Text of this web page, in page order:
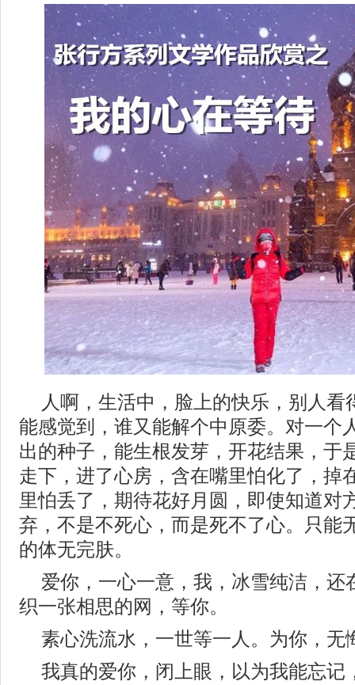
人啊，生活中，脸上的快乐，别人
能感觉到，谁又能解个中原委。对一个
出的种子，能生根发芽，开花结果，于
走下，进了心房，含在嘴里怕化了，掉
里怕丢了，期待花好月圆，即使知道对
弃，不是不死心，而是死不了心。只能
的体无完肤。
爱你，一心一意，我，冰雪纯洁，还
织一张相思的网，等你。
素心洗流水，一世等一人。为你，无
我真的爱你，闭上眼，以为我能忘记